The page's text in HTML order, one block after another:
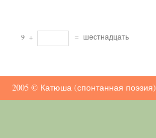
9 + = шестнадцать
2005 © Катюша (спонтанная поэзия)